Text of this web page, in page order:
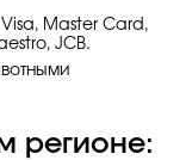
Master Card,
JCB.
регионе: